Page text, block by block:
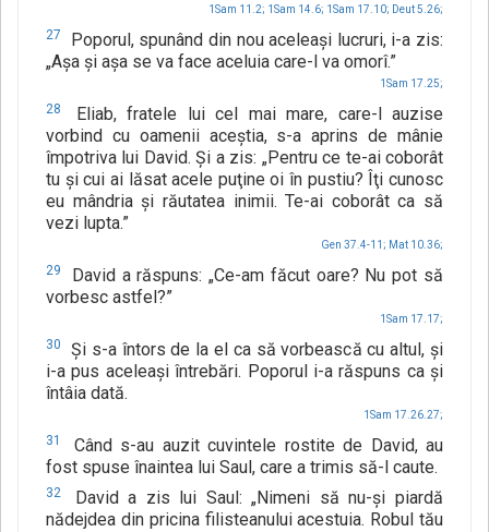
1Sam 11.2; 1Sam 14.6; 1Sam 17.10; Deut 5.26;
27
Poporul, spunând din nou aceleaşi lucruri, i-a zis:
„Aşa şi aşa se va face aceluia care-l va omorî.”
1Sam 17.25;
28
Eliab, fratele lui cel mai mare, care-l auzise
vorbind cu oamenii aceştia, s-a aprins de mânie
împotriva lui David. Şi a zis: „Pentru ce te-ai coborât
tu şi cui ai lăsat acele puţine oi în pustiu? Îţi cunosc
eu mândria şi răutatea inimii. Te-ai coborât ca să
vezi lupta.”
Gen 37.4-11; Mat 10.36;
29
David a răspuns: „Ce-am făcut oare? Nu pot să
vorbesc astfel?”
1Sam 17.17;
30
Şi s-a întors de la el ca să vorbească cu altul, şi
i-a pus aceleaşi întrebări. Poporul i-a răspuns ca şi
întâia dată.
1Sam 17.26.27;
31
Când s-au auzit cuvintele rostite de David, au
fost spuse înaintea lui Saul, care a trimis să-l caute.
32
David a zis lui Saul: „Nimeni să nu-şi piardă
nădejdea din pricina filisteanului acestuia. Robul tău